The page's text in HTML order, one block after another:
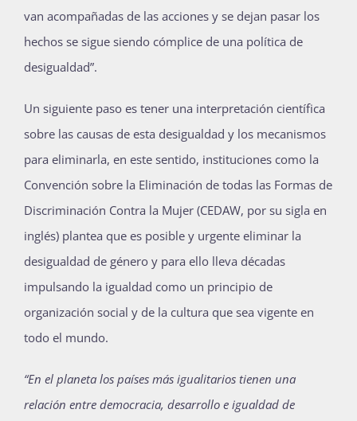
van acompañadas de las acciones y se dejan pasar los
hechos se sigue siendo cómplice de una política de
desigualdad”.
Un siguiente paso es tener una interpretación científica
sobre las causas de esta desigualdad y los mecanismos
para eliminarla, en este sentido, instituciones como la
Convención sobre la Eliminación de todas las Formas de
Discriminación Contra la Mujer (CEDAW, por su sigla en
inglés) plantea que es posible y urgente eliminar la
desigualdad de género y para ello lleva décadas
impulsando la igualdad como un principio de
organización social y de la cultura que sea vigente en
todo el mundo.
“En el planeta los países más igualitarios tienen una
relación entre democracia, desarrollo e igualdad de